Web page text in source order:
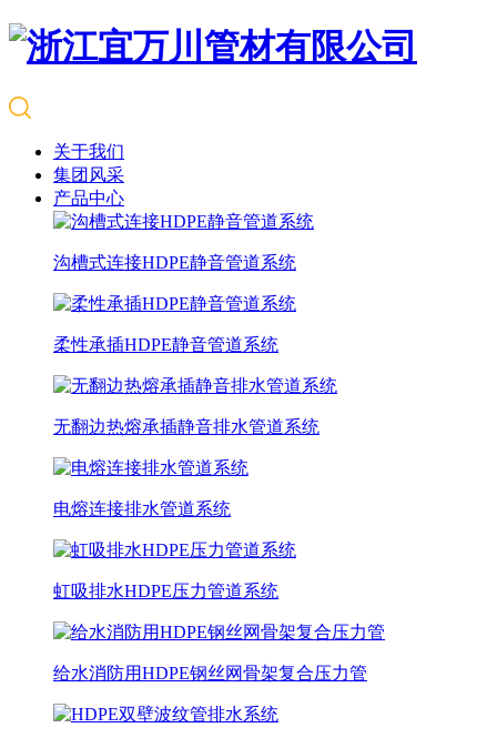
关于我们
集团风采
产品中心
沟槽式连接HDPE静音管道系统
柔性承插HDPE静音管道系统
无翻边热熔承插静音排水管道系统
电熔连接排水管道系统
虹吸排水HDPE压力管道系统
给水消防用HDPE钢丝网骨架复合压力管